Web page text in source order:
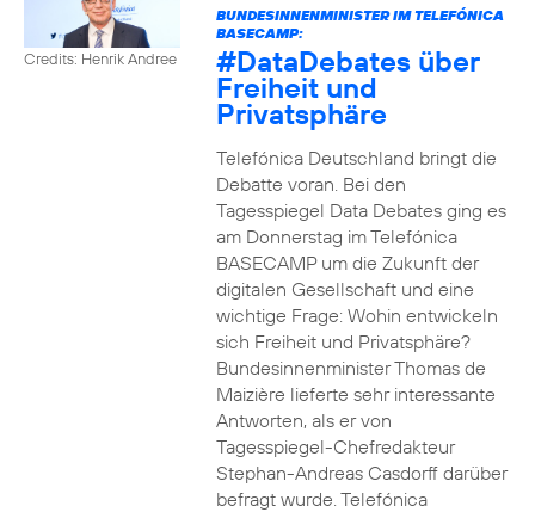
Credits: Henrik Andree
BUNDESINNENMINISTER IM TELEFÓNICA
BASECAMP:
#DataDebatesüber
Freiheit und
Privatsphäre
Telefónica Deutschland bringt die
Debatte voran. Bei den
Tagesspiegel Data Debates ging es
am Donnerstag im Telefónica
BASECAMP um die Zukunft der
digitalen Gesellschaft und eine
wichtige Frage: Wohin entwickeln
sich Freiheit und Privatsphäre?
Bundesinnenminister Thomas de
Maizière lieferte sehr interessante
Antworten, als er von
Tagesspiegel-Chefredakteur
Stephan-Andreas Casdorff darüber
befragt wurde. Telefónica